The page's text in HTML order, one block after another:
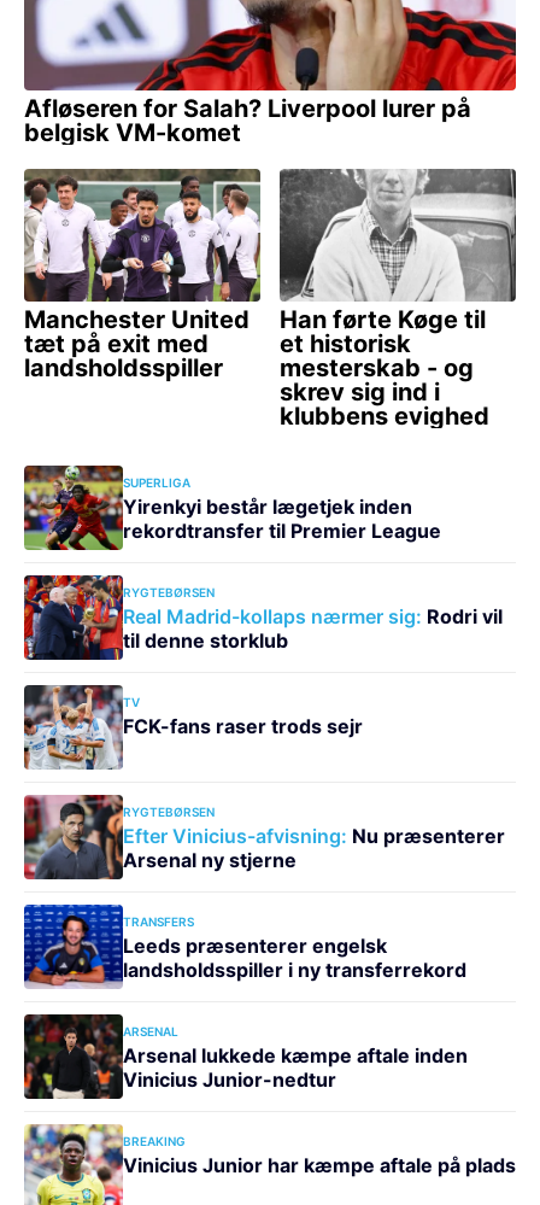
SUPERLIGA
Yirenkyi består lægetjek inden
rekordtransfer til Premier League
RYGTEBØRSEN
Real Madrid-kollaps nærmer sig: Rodri vil
til denne storklub
TV
FCK-fans raser trods sejr
RYGTEBØRSEN
Efter Vinicius-afvisning: Nu præsenterer
Arsenal ny stjerne
TRANSFERS
Leeds præsenterer engelsk
landsholdsspiller i ny transferrekord
ARSENAL
Arsenal lukkede kæmpe aftale inden
Vinicius Junior-nedtur
BREAKING
Vinicius Junior har kæmpe aftale på plads